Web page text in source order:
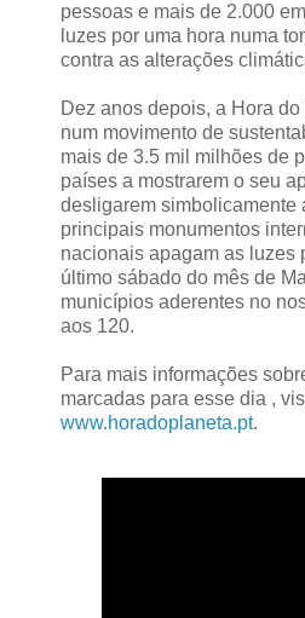
pessoas e mais de 2.000
luzes por uma hora numa
contra as alterações
Dez anos depois, a Hora
num movimento de
mais de 3.5 mil milhões de
países a mostrarem o seu
desligarem simbolicamente
principais monumentos
nacionais apagam as luzes
último sábado do mês de
municípios aderentes no
aos 120.
Para mais informações
marcadas para esse dia ,
www.horadoplaneta.pt.